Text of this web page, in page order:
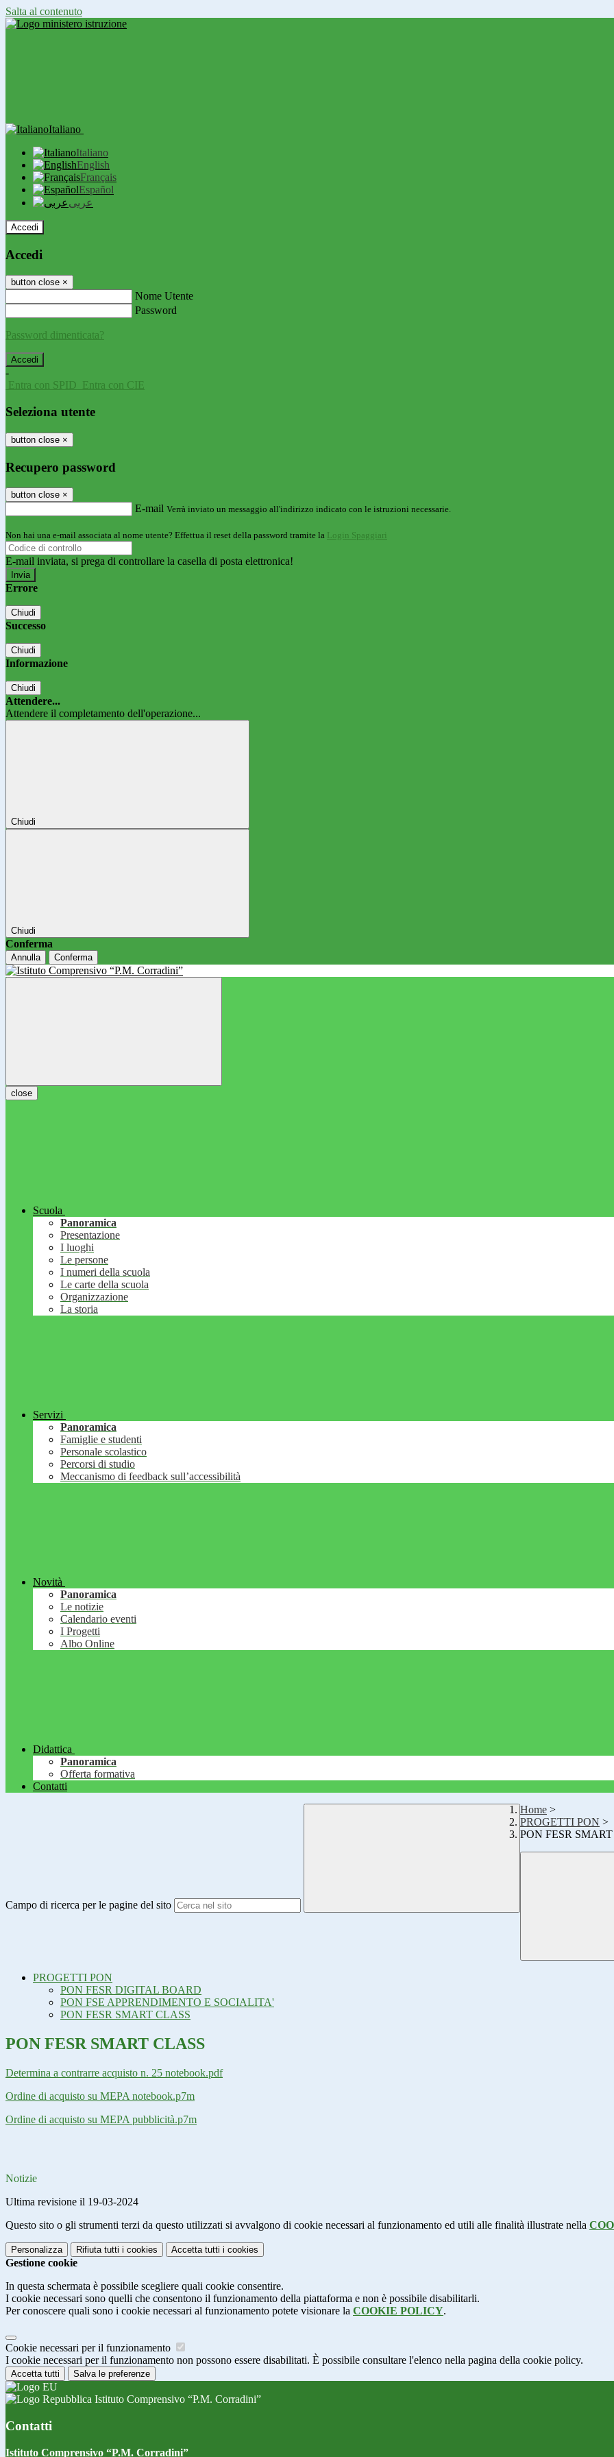
Salta al contenuto
Italiano
Italiano
English
Français
Español
عربى
Accedi
Accedi
button close ×
Nome Utente
Password
Password dimenticata?
-
Entra con SPID Entra con CIE
Seleziona utente
button close ×
Recupero password
button close ×
E-mail Verrà inviato un messaggio all'indirizzo indicato con le istruzioni necessarie.
Non hai una e-mail associata al nome utente? Effettua il reset della password tramite la Login Spaggiari
E-mail inviata, si prega di controllare la casella di posta elettronica!
Errore
Chiudi
Successo
Chiudi
Informazione
Chiudi
Attendere...
Attendere il completamento dell'operazione...
Chiudi
Chiudi
Conferma
Annulla Conferma
close
Scuola
Panoramica
Presentazione
I luoghi
Le persone
I numeri della scuola
Le carte della scuola
Organizzazione
La storia
Servizi
Panoramica
Famiglie e studenti
Personale scolastico
Percorsi di studio
Meccanismo di feedback sull’accessibilità
Novità
Panoramica
Le notizie
Calendario eventi
I Progetti
Albo Online
Didattica
Panoramica
Offerta formativa
Contatti
Campo di ricerca per le pagine del sito
Home >
PROGETTI PON >
PON FESR
PROGETTI PON
PON FESR DIGITAL BOARD
PON FSE APPRENDIMENTO E SOCIALITA'
PON FESR SMART CLASS
PON FESR SMART CLASS
Determina a contrarre acquisto n. 25 notebook.pdf
Ordine di acquisto su MEPA notebook.p7m
Ordine di acquisto su MEPA pubblicità.p7m
Notizie
Ultima revisione il 19-03-2024
Questo sito o gli strumenti terzi da questo utilizzati si avvalgono di cookie necessari al funzionamento ed utili alle finalità illustrate nella
Personalizza Rifiuta tutti i cookies Accetta tutti i cookies
Gestione cookie
In questa schermata è possibile scegliere quali cookie consentire.
I cookie necessari sono quelli che consentono il funzionamento della piattaforma e non è possibile disabilitarli.
Per conoscere quali sono i cookie necessari al funzionamento potete visionare la COOKIE POLICY.
Cookie necessari per il funzionamento
I cookie necessari per il funzionamento non possono essere disabilitati. È possibile consultare l'elenco nella pagina della cookie policy.
Accetta tutti Salva le preferenze
Istituto Comprensivo “P.M. Corradini”
Contatti
Istituto Comprensivo “P.M. Corradini”